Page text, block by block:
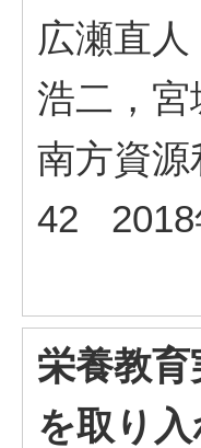
広瀬直
浩二，宮
南方資
42 2018
栄養教
を取り